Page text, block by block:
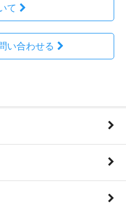
て
い合わせる